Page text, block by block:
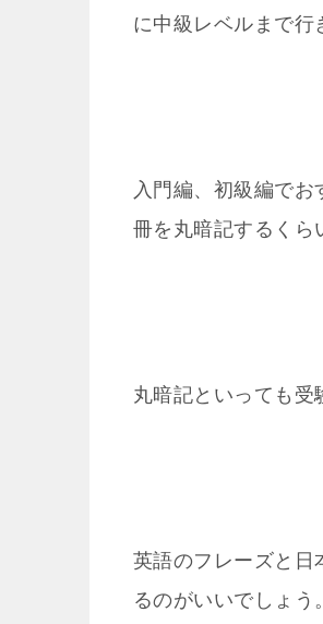
に中級レベルまで行
入門編、初級編で
冊を丸暗記するくら
丸暗記といっても受
英語のフレーズと日
るのがいいでしょう。